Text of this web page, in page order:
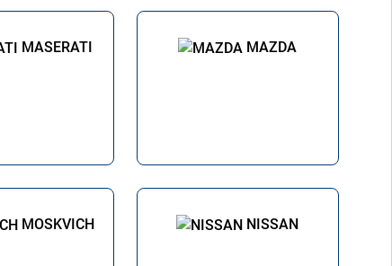
MASERATI MAZDA
MOSKVICH NISSAN